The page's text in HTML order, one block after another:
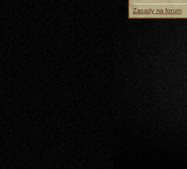
Zasady na forum